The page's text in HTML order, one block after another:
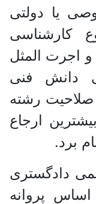
یا دولتی
کارشناسی
و اجرت المثل
دانش فنی
صلاحیت رشته
ارجاع
برد.
دادگستری
پروانه